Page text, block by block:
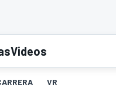
Videos
VR